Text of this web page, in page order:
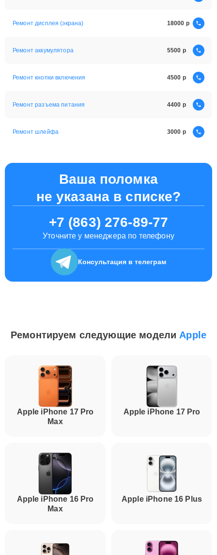
Ремонт дисплея (экрана) 18000
Ремонт аккумулятора 5500
Ремонт кнопки включения 4500
Ремонт разъема питания 4400
Ремонт шлейфа 3000
Ваша поломка
не указана в списке?
+7 (863) 276-89-77
Уточните у менеджера по телефону
Консультация в телеграм
Ремонтируем следующие модели Apple
Apple iPhone 17 Pro
Max
Apple iPhone 17 Pro
Apple iPhone 16 Pro
Max
Apple iPhone 16 Plus